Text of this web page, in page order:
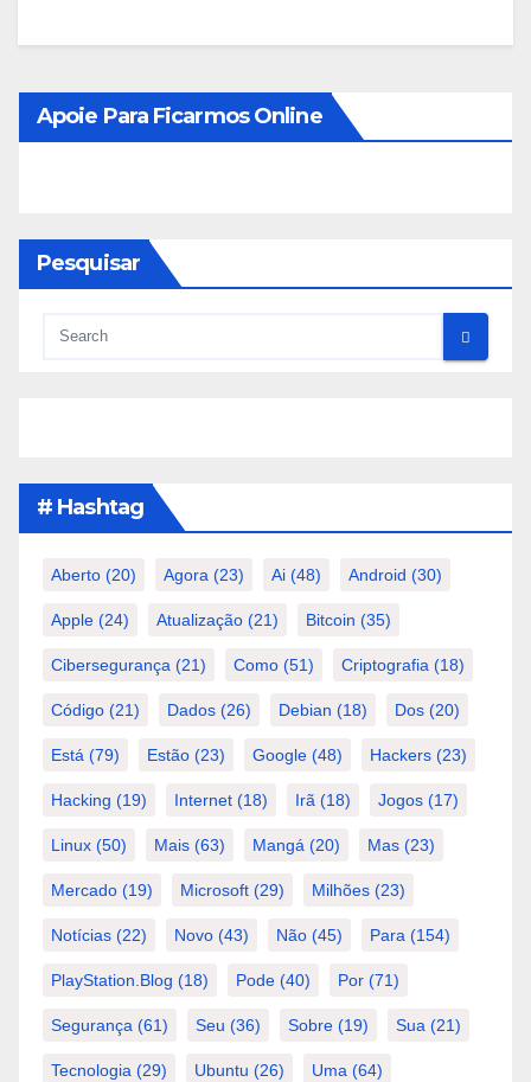
Apoie Para Ficarmos Online
Pesquisar
# Hashtag
Aberto (20) Agora (23) Ai (48) Android (30)
Apple (24) Atualização (21) Bitcoin (35)
Cibersegurança (21) Como (51) Criptografia (18)
Código (21) Dados (26) Debian (18) Dos (20)
Está (79) Estão (23) Google (48) Hackers (23)
Hacking (19) Internet (18) Irã (18) Jogos (17)
Linux (50) Mais (63) Mangá (20) Mas (23)
Mercado (19) Microsoft (29) Milhões (23)
Notícias (22) Novo (43) Não (45) Para (154)
PlayStation.Blog (18) Pode (40) Por (71)
Segurança (61) Seu (36) Sobre (19) Sua (21)
Tecnologia (29) Ubuntu (26) Uma (64)